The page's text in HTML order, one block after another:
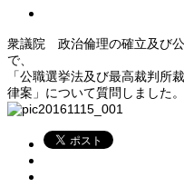
衆議院 政治倫理の確立及び
で、
「公職選挙法及び最高裁判所
律案」について質問しました。